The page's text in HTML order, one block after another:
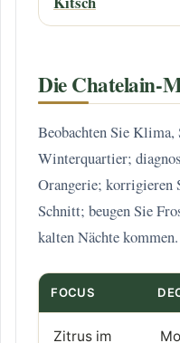
Die Chatelain-
Beobachten Sie Klima,
Winterquartier;
Orangerie; korrigieren
Schnitt; beugen Sie
kalten Nächte kommen.
FOCUS
Zitrus im